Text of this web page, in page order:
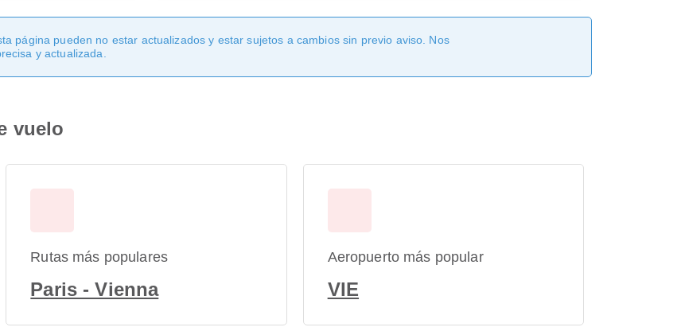
página pueden no estar actualizados y estar sujetos a cambios sin previo aviso. Nos
y actualizada.
vuelo
Rutas más populares
Paris - Vienna
Aeropuerto más popular
VIE